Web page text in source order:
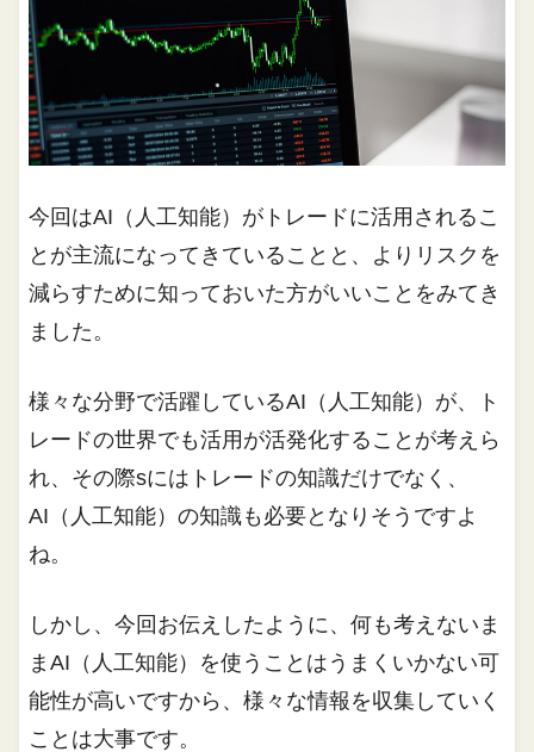
今回はAI（人工知能）がトレードに活用されるこ
とが主流になってきていることと、よりリスクを
減らすために知っておいた方がいいことをみてき
ました。
様々な分野で活躍しているAI（人工知能）が、ト
レードの世界でも活用が活発化することが考えら
れ、その際sにはトレードの知識だけでなく、
AI（人工知能）の知識も必要となりそうですよ
ね。
しかし、今回お伝えしたように、何も考えないま
まAI（人工知能）を使うことはうまくいかない可
能性が高いですから、様々な情報を収集していく
ことは大事です。